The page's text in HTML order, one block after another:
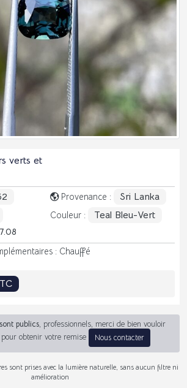
verts et
Provenance : Sri Lanka
Couleur : Teal Bleu-Vert
7.08
: Chauffé
publics, professionnels, merci de bien vouloir
obtenir votre remise
Nous contacter
sont prises avec la lumière naturelle, sans aucun filtre ni
amélioration